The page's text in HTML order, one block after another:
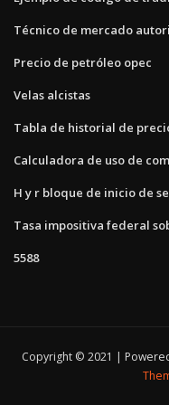
Técnico de mercado
Precio de petróleo opec
Velas alcistas
Tabla de historial de
Calculadora de uso de
H y r bloque de inicio de
Tasa impositiva federal
5588
Copyright © 2021 |